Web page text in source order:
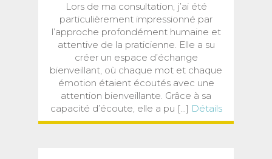
Lors de ma consultation, j’ai été
particulièrement impressionné par
l’approche profondément humaine et
attentive de la praticienne. Elle a su
créer un espace d’échange
bienveillant, où chaque mot et chaque
émotion étaient écoutés avec une
attention bienveillante. Grâce à sa
capacité d’écoute, elle a pu [...] Détails